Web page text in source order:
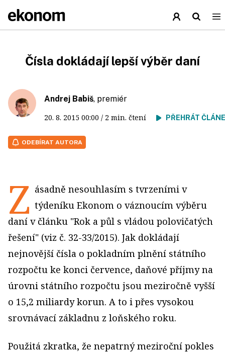
Čísla dokládají lepší výběr daní
Andrej Babiš, premiér
20. 8. 2015 00:00 / 2 min. čtení PŘEHRÁT
ODEBÍRAT AUTORA
Z ásadně nesouhlasím s tvrzeními v
týdeníku Ekonom o váznoucím výběru
daní v článku "Rok a půl s vládou polovičatých
řešení" (viz č. 32-33/2015). Jak dokládají
nejnovější čísla o pokladním plnění státního
rozpočtu ke konci července, daňové příjmy na
úrovni státního rozpočtu jsou meziročně vyšší
o 15,2 miliardy korun. A to i přes vysokou
srovnávací základnu z loňského roku.
Použitá zkratka, že nepatrný meziroční pokles